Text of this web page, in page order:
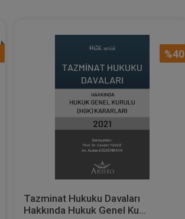
%40
Tazminat Hukuku Davaları
Hakkında Hukuk Genel Ku...